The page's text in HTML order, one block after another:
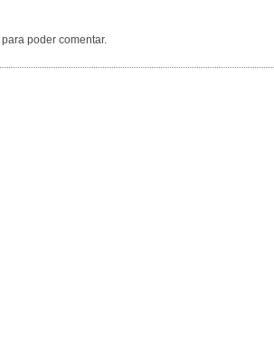
para poder comentar.